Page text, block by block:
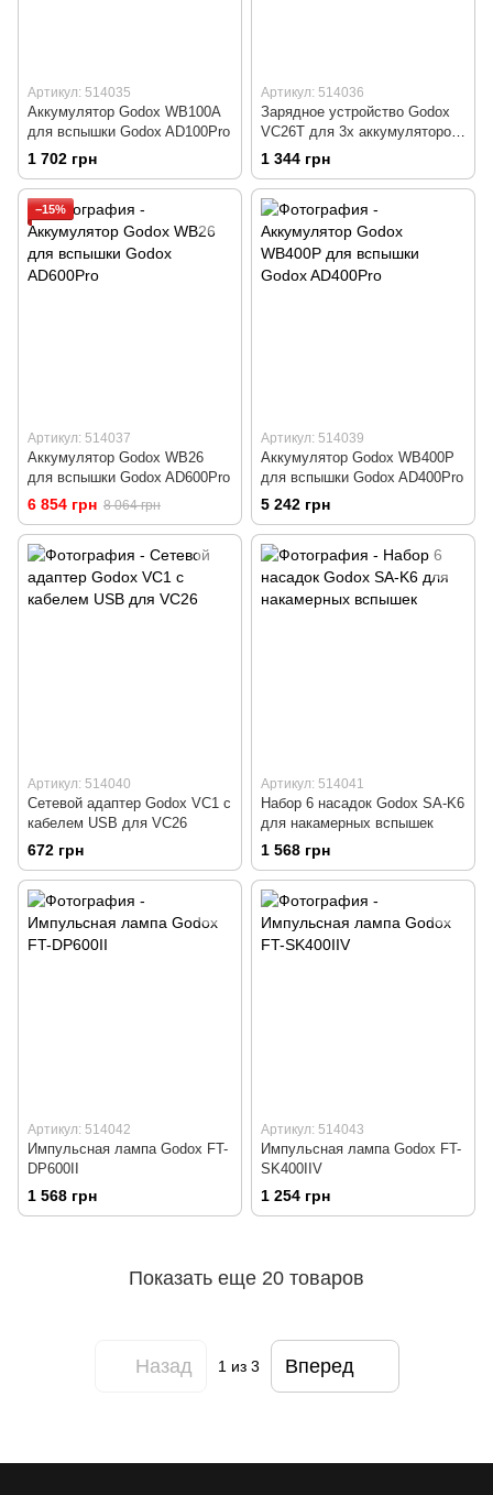
Артикул: 514035
Аккумулятор Godox WB100A
для вспышки Godox AD100Pro
1 702 грн
Артикул: 514036
Зарядное устройство Godox
VC26T для 3х аккумуляторов
VB26
1 344 грн
−15%
Артикул: 514037
Аккумулятор Godox WB26
для вспышки Godox AD600Pro
6 854 грн 8 064 грн
Артикул: 514039
Аккумулятор Godox WB400P
для вспышки Godox AD400Pro
5 242 грн
Артикул: 514040
Сетевой адаптер Godox VC1 с
кабелем USB для VC26
672 грн
Артикул: 514041
Набор 6 насадок Godox SA-K6
для накамерных вспышек
1 568 грн
Артикул: 514042
Импульсная лампа Godox FT-
DP600II
1 568 грн
Артикул: 514043
Импульсная лампа Godox FT-
SK400IIV
1 254 грн
Показать еще 20 товаров
Назад 1из 3 Вперед